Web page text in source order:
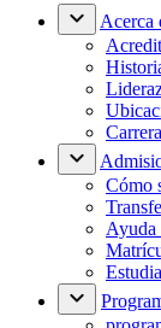
Acerca
Cómo
Ayuda